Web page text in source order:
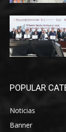
POPULAR
Noticias
Banner